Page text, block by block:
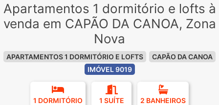
Apartamentos 1 dormitório e lofts à
venda em CAPÃO DA CANOA, Zona
Nova
APARTAMENTOS 1 DORMITÓRIO E LOFTS
CAPÃO DA CANOA
IMÓVEL 9019
1 DORMITÓRIO 1 SUÍTE 2 BANHEIROS